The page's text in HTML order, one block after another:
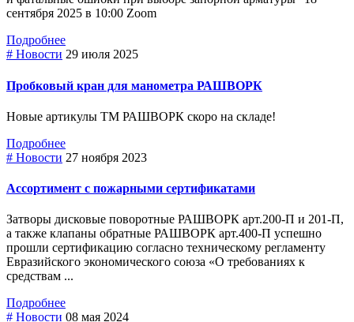
сентября 2025 в 10:00 Zoom
Подробнее
# Новости 29 июля 2025
Пробковый кран для манометра РАШВОРК
Новые артикулы ТМ РАШВОРК скоро на складе!
Подробнее
# Новости 27 ноября 2023
Ассортимент с пожарными сертификатами
Затворы дисковые поворотные РАШВОРК арт.200-П и 201-П,
а также клапаны обратные РАШВОРК арт.400-П успешно
прошли сертификацию согласно техническому регламенту
Евразийского экономического союза «О требованиях к
средствам ...
Подробнее
# Новости 08 мая 2024